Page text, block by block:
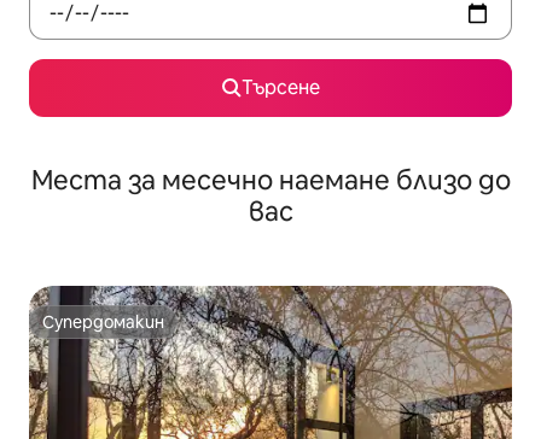
Търсене
Места за месечно наемане близо до
вас
Супердомакин
Супердомакин